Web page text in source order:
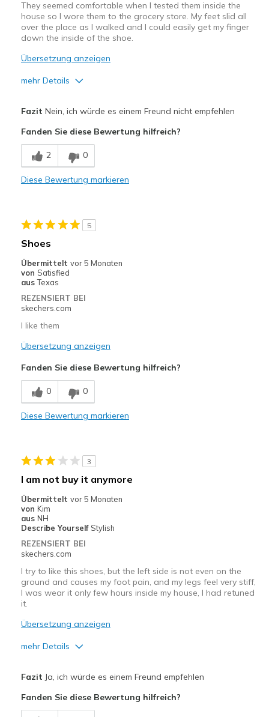
They seemed comfortable when I tested them inside the
house so I wore them to the grocery store. My feet slid all
over the place as I walked and I could easily get my finger
down the inside of the shoe.
Übersetzung anzeigen
mehr Details
Stylish
Nachteile
Much larger than normal Skechers shoe
Sizing
Feels full size too big
View On Shoes
Fazit Nein, ich würde es einem Freund nicht empfehlen
Fanden Sie diese Bewertung hilfreich?
2 0
Diese Bewertung markieren
5
Shoes
Übermittelt vor 5 Monaten
von Satisfied
aus Texas
REZENSIERT BEI
skechers.com
I like them
Übersetzung anzeigen
Fanden Sie diese Bewertung hilfreich?
0 0
Diese Bewertung markieren
3
I am not buy it anymore
Übermittelt vor 5 Monaten
von Kim
aus NH
Describe Yourself Stylish
REZENSIERT BEI
skechers.com
I try to like this shoes, but the left side is not even on the
ground and causes my foot pain, and my legs feel very stiff,
I was wear it only few hours inside my house, I had retuned
it.
Übersetzung anzeigen
mehr Details
Stylish
Fazit Ja, ich würde es einem Freund empfehlen
Fanden Sie diese Bewertung hilfreich?